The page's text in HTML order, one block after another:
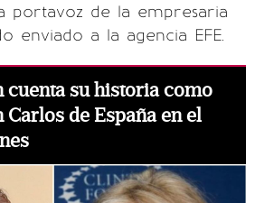
portavoz de la empresaria
enviado a la agencia EFE.
cuenta su historia como
Carlos de España en el